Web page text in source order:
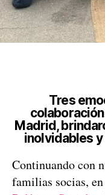
Tres
Madrid,
inolvidables
Continuando con
familias socias,